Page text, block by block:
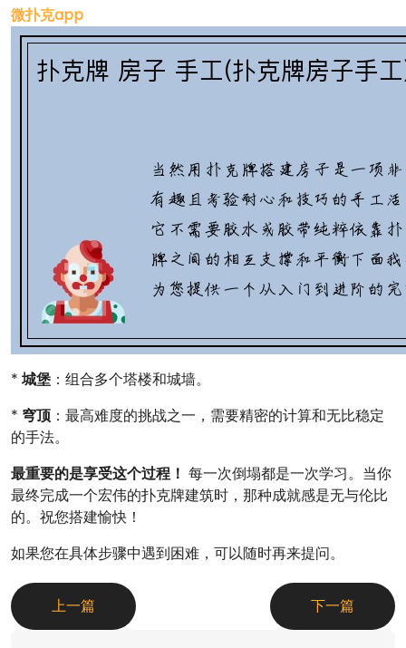
微扑克app
* 城堡 ：组合多个塔楼和城墙。
* 穹顶 ：最高难度的挑战之一，需要精密的计算和无比稳定
的手法。
最重要的是享受这个过程！ 每一次倒塌都是一次学习。当你
最终完成一个宏伟的扑克牌建筑时，那种成就感是无与伦比
的。祝您搭建愉快！
如果您在具体步骤中遇到困难，可以随时再来提问。
上一篇 下一篇